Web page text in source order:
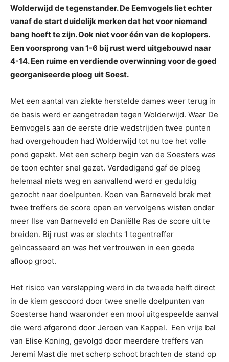
Wolderwijd de tegenstander. De Eemvogels liet echter
vanaf de start duidelijk merken dat het voor niemand
bang hoeft te zijn. Ook niet voor één van de koplopers.
Een voorsprong van 1-6 bij rust werd uitgebouwd naar
4-14. Een ruime en verdiende overwinning voor de goed
georganiseerde ploeg uit Soest.
Met een aantal van ziekte herstelde dames weer terug in
de basis werd er aangetreden tegen Wolderwijd. Waar De
Eemvogels aan de eerste drie wedstrijden twee punten
had overgehouden had Wolderwijd tot nu toe het volle
pond gepakt. Met een scherp begin van de Soesters was
de toon echter snel gezet. Verdedigend gaf de ploeg
helemaal niets weg en aanvallend werd er geduldig
gezocht naar doelpunten. Koen van Barneveld brak met
twee treffers de score open en vervolgens wisten onder
meer Ilse van Barneveld en Daniëlle Ras de score uit te
breiden. Bij rust was er slechts 1 tegentreffer
geïncasseerd en was het vertrouwen in een goede
afloop groot.
Het risico van verslapping werd in de tweede helft direct
in de kiem gescoord door twee snelle doelpunten van
Soesterse hand waaronder een mooi uitgespeelde aanval
die werd afgerond door Jeroen van Kappel. Een vrije bal
van Elise Koning, gevolgd door meerdere treffers van
Jeremi Mast die met scherp schoot brachten de stand op